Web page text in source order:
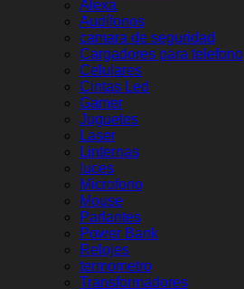
Alexa
Audífonos
camara de seguridad
Cargadores para telefono
Celulares
Cintas Led
Gamer
Juguetes
Laser
Linternas
luces
Microfono
Mouse
Parlantes
Power Bank
Relojes
termometro
Transformadores